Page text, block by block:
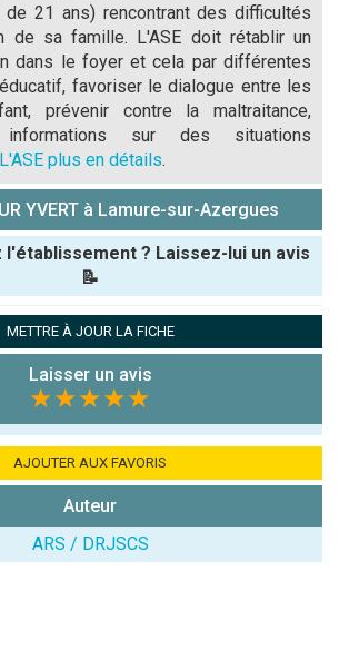
de 21 ans) rencontrant des difficultés
de sa famille. L'ASE doit rétablir un
dans le foyer et cela par différentes
favoriser le dialogue entre les
prévenir contre la maltraitance,
sur des situations
L'ASE plus en détails.
YVERT à Lamure-sur-Azergues
l'établissement ? Laissez-lui un avis
📝
attribuer :
METTRE À JOUR LA FICHE
Laisser un avis
★★★★★
AJOUTER AUX FAVORIS
Auteur
ARS / DRJSCS